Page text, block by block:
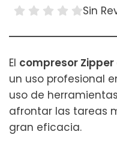
Sin
El compresor Zipper
un uso profesional
uso de
afrontar las tareas
gran eficacia.